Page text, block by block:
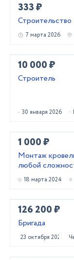
333 ₽
Строительство
7 марта 2026
10 000 ₽
Строитель
30 января 2026
1 000 ₽
Монтаж
любой
18 марта 2024
126 200 ₽
Бригада
23 октября 2023